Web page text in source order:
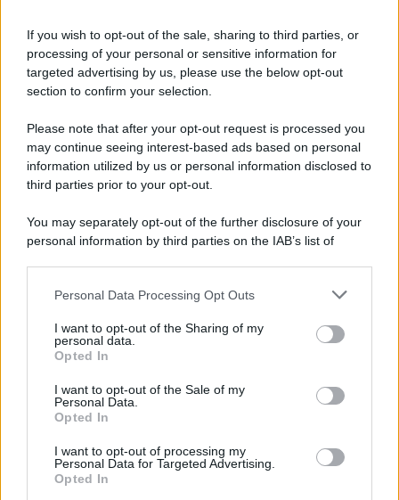
If you wish to opt-out of the sale, sharing to third parties, or
processing of your personal or sensitive information for
targeted advertising by us, please use the below opt-out
section to confirm your selection.
Please note that after your opt-out request is processed you
may continue seeing interest-based ads based on personal
information utilized by us or personal information disclosed to
third parties prior to your opt-out.
You may separately opt-out of the further disclosure of your
personal information by third parties on the IAB’s list of
This information may also be disclosed by us to third parties
disclose it to other third parties.
Please note that this website/app uses one or more Google
services and may gather and store information including but
not limited to your visit or usage behaviour. You may click to
grant or deny consent to Google and its third-party tags to
consent section.
Personal Data Processing Opt Outs
I want to opt-out of the Sharing of my
personal data.
Opted In
I want to opt-out of the Sale of my
Personal Data.
Opted In
I want to opt-out of processing my
Personal Data for Targeted Advertising.
Opted In
NOTIZIE DAL MONDO
Se il budget non è un problema, queste sono
le mete di lusso che fanno sognare nel 2026
Lo sapevi che...
conquista con un lago davvero
speciale
Il cammino italiano che tutti possono
fare in un giorno conquista sempre più
viaggiatori
Il 12 agosto il cielo cambierà volto:
l’eclissi che mancava dal 1999 sarà